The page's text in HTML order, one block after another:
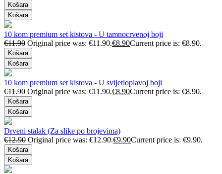
Košara
Košara
10 kom premium set kistova - U tamnocrvenoj boji
€11.90 Original price was: €11.90.€8.90Current price is: €8.90.
Košara
Košara
10 kom premium set kistova - U svijetloplavoj boji
€11.90 Original price was: €11.90.€8.90Current price is: €8.90.
Košara
Košara
Drveni stalak (Za slike po brojevima)
€12.90 Original price was: €12.90.€9.90Current price is: €9.90.
Košara
Košara